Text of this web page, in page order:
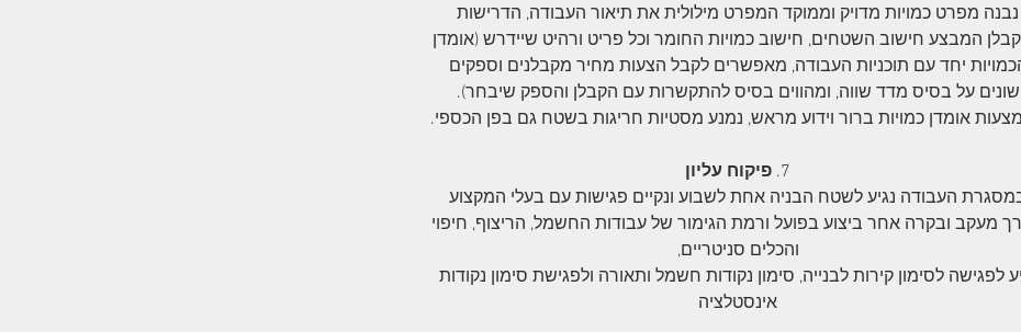
​נבנה מפרט כמויות מדויק וממוקד המפרט מילולית את תיאור העבודה, הדרישות
המבצע חישוב השטחים, חישוב כמויות החומר וכל פריט ורהיט שיידרש (אומדן
יחד עם תוכניות העבודה, מאפשרים לקבל הצעות מחיר מקבלנים וספקים
שונים על בסיס מדד שווה, ומהווים בסיס להתקשרות עם הקבלן והספק שיבחר).
אומדן כמויות ברור וידוע מראש, נמנע מסטיות חריגות בשטח גם בפן הכספי.​
7. פיקוח עליון
העבודה נגיע לשטח הבניה אחת לשבוע ונקיים פגישות עם בעלי המקצוע
מעקב ובקרה אחר ביצוע בפועל ורמת הגימור של עבודות החשמל, הריצוף, חיפוי
והכלים סניטריים,
לפגישה לסימון קירות לבנייה, סימון נקודות חשמל ותאורה ולפגישת סימון נקודות
אינסטלציה